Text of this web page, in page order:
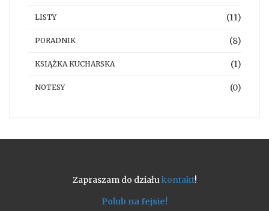
LISTY (11)
PORADNIK (8)
KSIĄŻKA KUCHARSKA (1)
NOTESY (0)
Zapraszam do działukontakt!
Polub na fejsie!